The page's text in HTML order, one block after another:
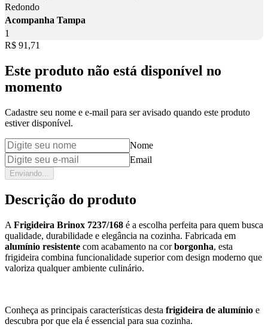
Redondo
Acompanha Tampa
1
Price:
R$ 91,71
Este produto não está disponível no
momento
Cadastre seu nome e e-mail para ser avisado quando este produto
estiver disponível.
Nome
Email
Enviando...
Descrição do produto
A Frigideira Brinox 7237/168 é a escolha perfeita para quem busca
qualidade, durabilidade e elegância na cozinha. Fabricada em
alumínio resistente com acabamento na corborgonha, esta
frigideira combina funcionalidade superior com design moderno que
valoriza qualquer ambiente culinário.
Conheça as principais características desta frigideira de alumínio e
descubra por que ela é essencial para sua cozinha.